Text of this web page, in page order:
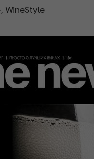
WineStyle